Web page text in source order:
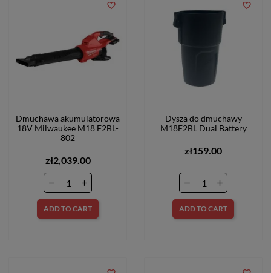
Dmuchawa akumulatorowa
18V Milwaukee M18 F2BL-
802
zł2,039.00
ADD TO CART
favorite_border
Dysza do dmuchawy
M18F2BL Dual Battery
zł159.00
ADD TO CART
favorite_border